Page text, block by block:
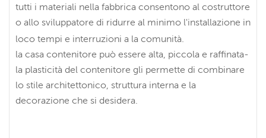
tutti i materiali nella fabbrica consentono al costruttore
o allo sviluppatore di ridurre al minimo l'installazione in
loco tempi e interruzioni a la comunità.
la casa contenitore può essere alta, piccola e raffinata-
la plasticità del contenitore gli permette di combinare
lo stile architettonico, struttura interna e la
decorazione che si desidera.